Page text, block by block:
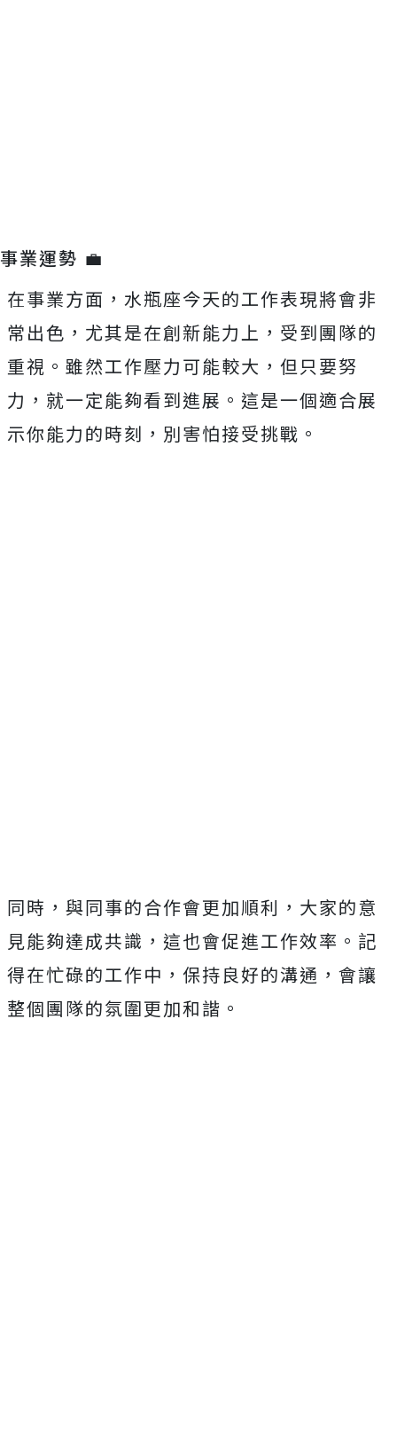
事業運勢 💼
在事業方面，水瓶座今天的工作表現將會非
常出色，尤其是在創新能力上，受到團隊的
重視。雖然工作壓力可能較大，但只要努
力，就一定能夠看到進展。這是一個適合展
示你能力的時刻，別害怕接受挑戰。
同時，與同事的合作會更加順利，大家的意
見能夠達成共識，這也會促進工作效率。記
得在忙碌的工作中，保持良好的溝通，會讓
整個團隊的氛圍更加和諧。